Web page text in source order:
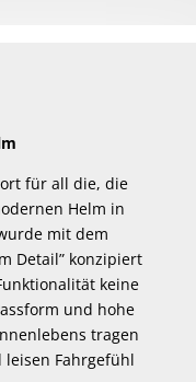
für all die, die
Helm in
mit dem
Detail” konzipiert
keine
und hohe
tragen
Fahrgefühl